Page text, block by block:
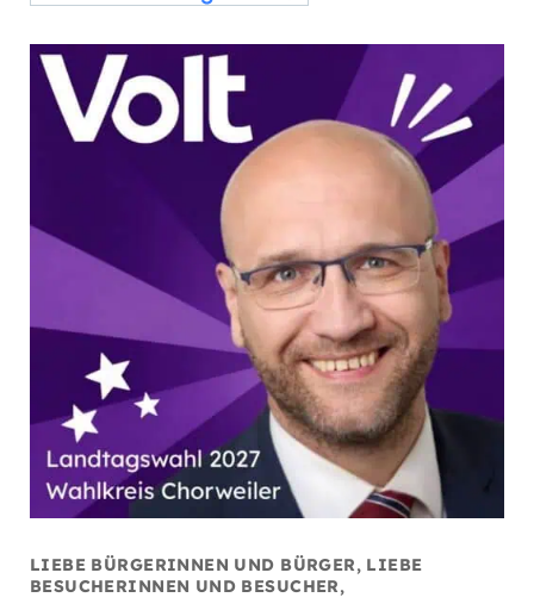
LIEBE BÜRGERINNEN UND BÜRGER, LIEBE
BESUCHERINNEN UND BESUCHER,